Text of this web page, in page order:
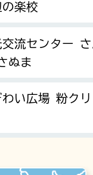
楽校
流センター
ぬま
わい広場 粉ク